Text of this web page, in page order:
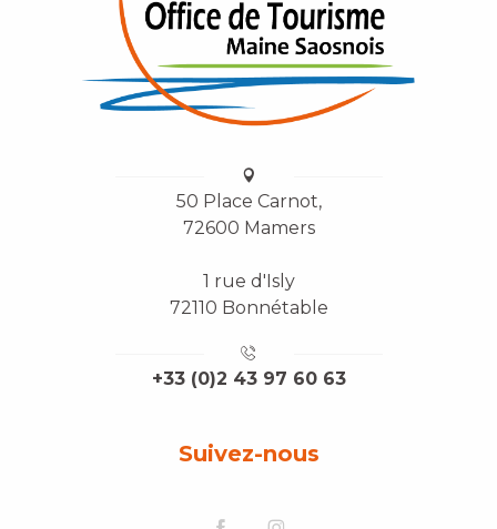
50 Place Carnot,
72600 Mamers
1 rue d'Isly
72110 Bonnétable
+33 (0)2 43 97 60 63
Suivez-nous